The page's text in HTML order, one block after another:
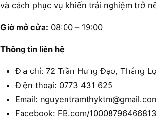
và cách phục vụ khiến trải nghiệm trở
Giờ mở cửa: 08:00 – 19:00
Thông tin liên hệ
Địa chỉ: 72 Trần Hưng Đạo, Thắng
Điện thoại: 0773 431 625
Email:
Facebook: FB.com/